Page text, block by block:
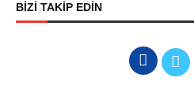
BİZİ TAKİP EDİN